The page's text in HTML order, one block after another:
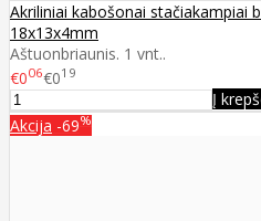
Akriliniai kabošonai stačiakampiai
18x13x4mm
Aštuonbriaunis. 1 vnt..
€006€019
Į
Akcija -69%